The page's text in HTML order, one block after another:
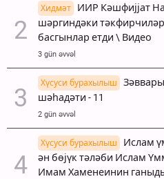
Хидмәт
ИИР Кәшфијјат
шәргиндәки
басгынлар етди \ Видео
3 gün əvvəl
Хүсуси бурахылыш
шәһадәти - 11
2 gün əvvəl
Хүсуси бурахылыш
Ислам
ән бөјүк тәләби Ислам
Имам Хаменеинин